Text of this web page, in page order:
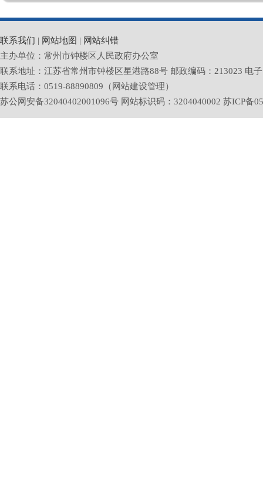
联系我们 | 网站地图 | 网站纠错
主办单位：常州市钟楼区人民政府办公室
联系地址：江苏省常州市钟楼区星港路88号 邮政编码：213023 电
联系电话：0519-88890809（网站建设管理）
苏公网安备32040402001096号 网站标识码：3204040002 苏ICP备